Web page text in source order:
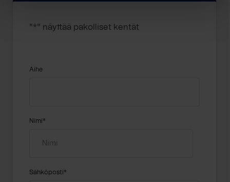
"*" näyttää pakolliset kentät
Aihe
Nimi*
Sähköposti*